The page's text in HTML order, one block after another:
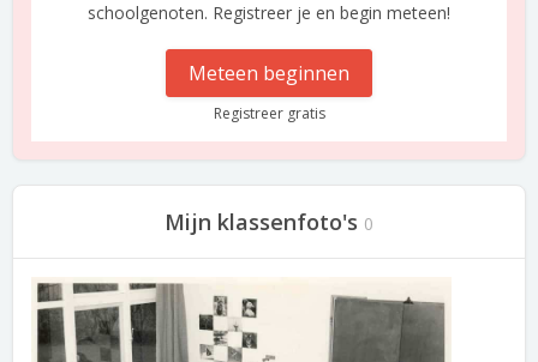
schoolgenoten. Registreer je en begin meteen!
Meteen beginnen
Registreer gratis
Mijn klassenfoto's 0